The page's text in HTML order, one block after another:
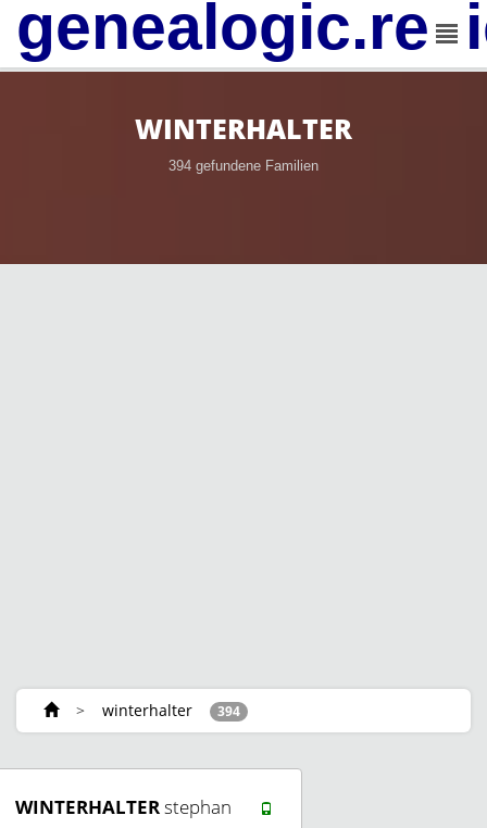
WINTERHALTER
394 gefundene Familien
> winterhalter 394
WINTERHALTERstephan